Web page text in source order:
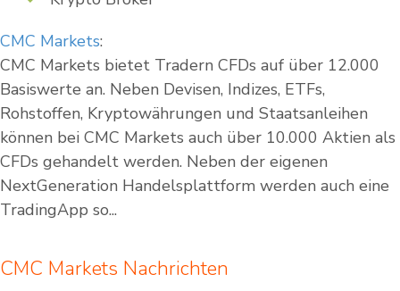
CMC Markets:
CMC Markets bietet Tradern CFDs auf über 12.000
Basiswerte an. Neben Devisen, Indizes, ETFs,
Rohstoffen, Kryptowährungen und Staatsanleihen
können bei CMC Markets auch über 10.000 Aktien als
CFDs gehandelt werden. Neben der eigenen
NextGeneration Handelsplattform werden auch eine
TradingApp so...
CMC Markets Nachrichten